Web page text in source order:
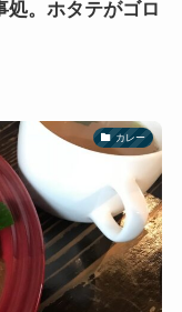
処。ホタテがゴロ
カレー